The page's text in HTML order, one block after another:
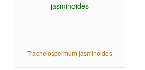
Trachelospermum jasminoides